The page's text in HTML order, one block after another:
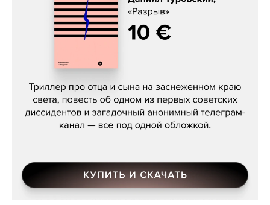
Даниил Туровский, «Разрыв»